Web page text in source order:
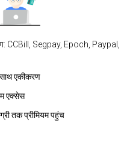
CCBill, Segpay, Epoch, Paypal,
एकीकरण
एक्सेस
तक प्रीमियम पहुंच